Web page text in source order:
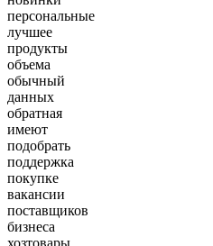
персональные
лучшее
продукты
объема
обычный
данных
обратная
имеют
подобрать
поддержка
покупке
вакансии
поставщиков
бизнеса
хозтовары